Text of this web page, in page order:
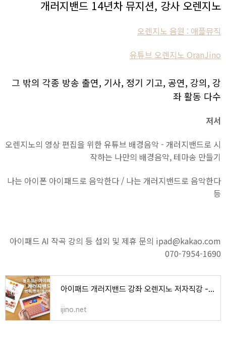
개러지밴드 14년차 뮤지션, 강사 오렌지노
오렌지노 음원 : 애플뮤직
유튜브 오렌지노 OranJino
그 밖의 각종 방송 출연, 기사, 정기 기고, 공연, 강의, 강
좌 활동 다수
저서
오렌지노의 영상 편집을 위한 유튜브 배경음악 - 개러지밴드로 시
작하는 나만의 배경음악, 테마송 만들기
나는 아이폰 아이패드로 음악한다 / 나는 개러지밴드로 음악한다
등
아이패드 AI 작곡 강의 등 섭외 및 제휴 문의 ipad@kakao.com
070-7954-1690
아이패드 개러지밴드 강좌 오렌지노 저자직강 - 오렌지노 OranJino | 음악, 책, 강의
ijino.net